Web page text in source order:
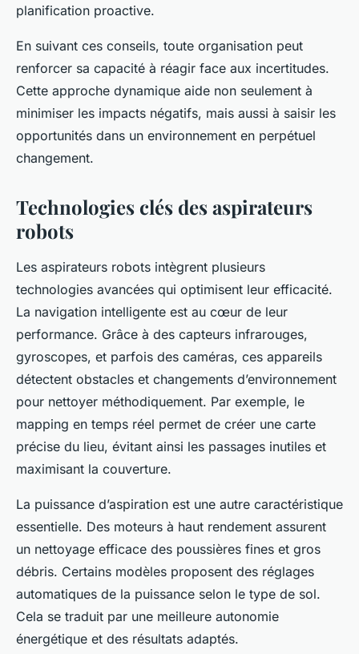
planification proactive.
En suivant ces conseils, toute organisation peut
renforcer sa capacité à réagir face aux incertitudes.
Cette approche dynamique aide non seulement à
minimiser les impacts négatifs, mais aussi à saisir les
opportunités dans un environnement en perpétuel
changement.
Technologies clés des aspirateurs
robots
Les aspirateurs robots intègrent plusieurs
technologies avancées qui optimisent leur efficacité.
La navigation intelligente est au cœur de leur
performance. Grâce à des capteurs infrarouges,
gyroscopes, et parfois des caméras, ces appareils
détectent obstacles et changements d’environnement
pour nettoyer méthodiquement. Par exemple, le
mapping en temps réel permet de créer une carte
précise du lieu, évitant ainsi les passages inutiles et
maximisant la couverture.
La puissance d’aspiration est une autre caractéristique
essentielle. Des moteurs à haut rendement assurent
un nettoyage efficace des poussières fines et gros
débris. Certains modèles proposent des réglages
automatiques de la puissance selon le type de sol.
Cela se traduit par une meilleure autonomie
énergétique et des résultats adaptés.